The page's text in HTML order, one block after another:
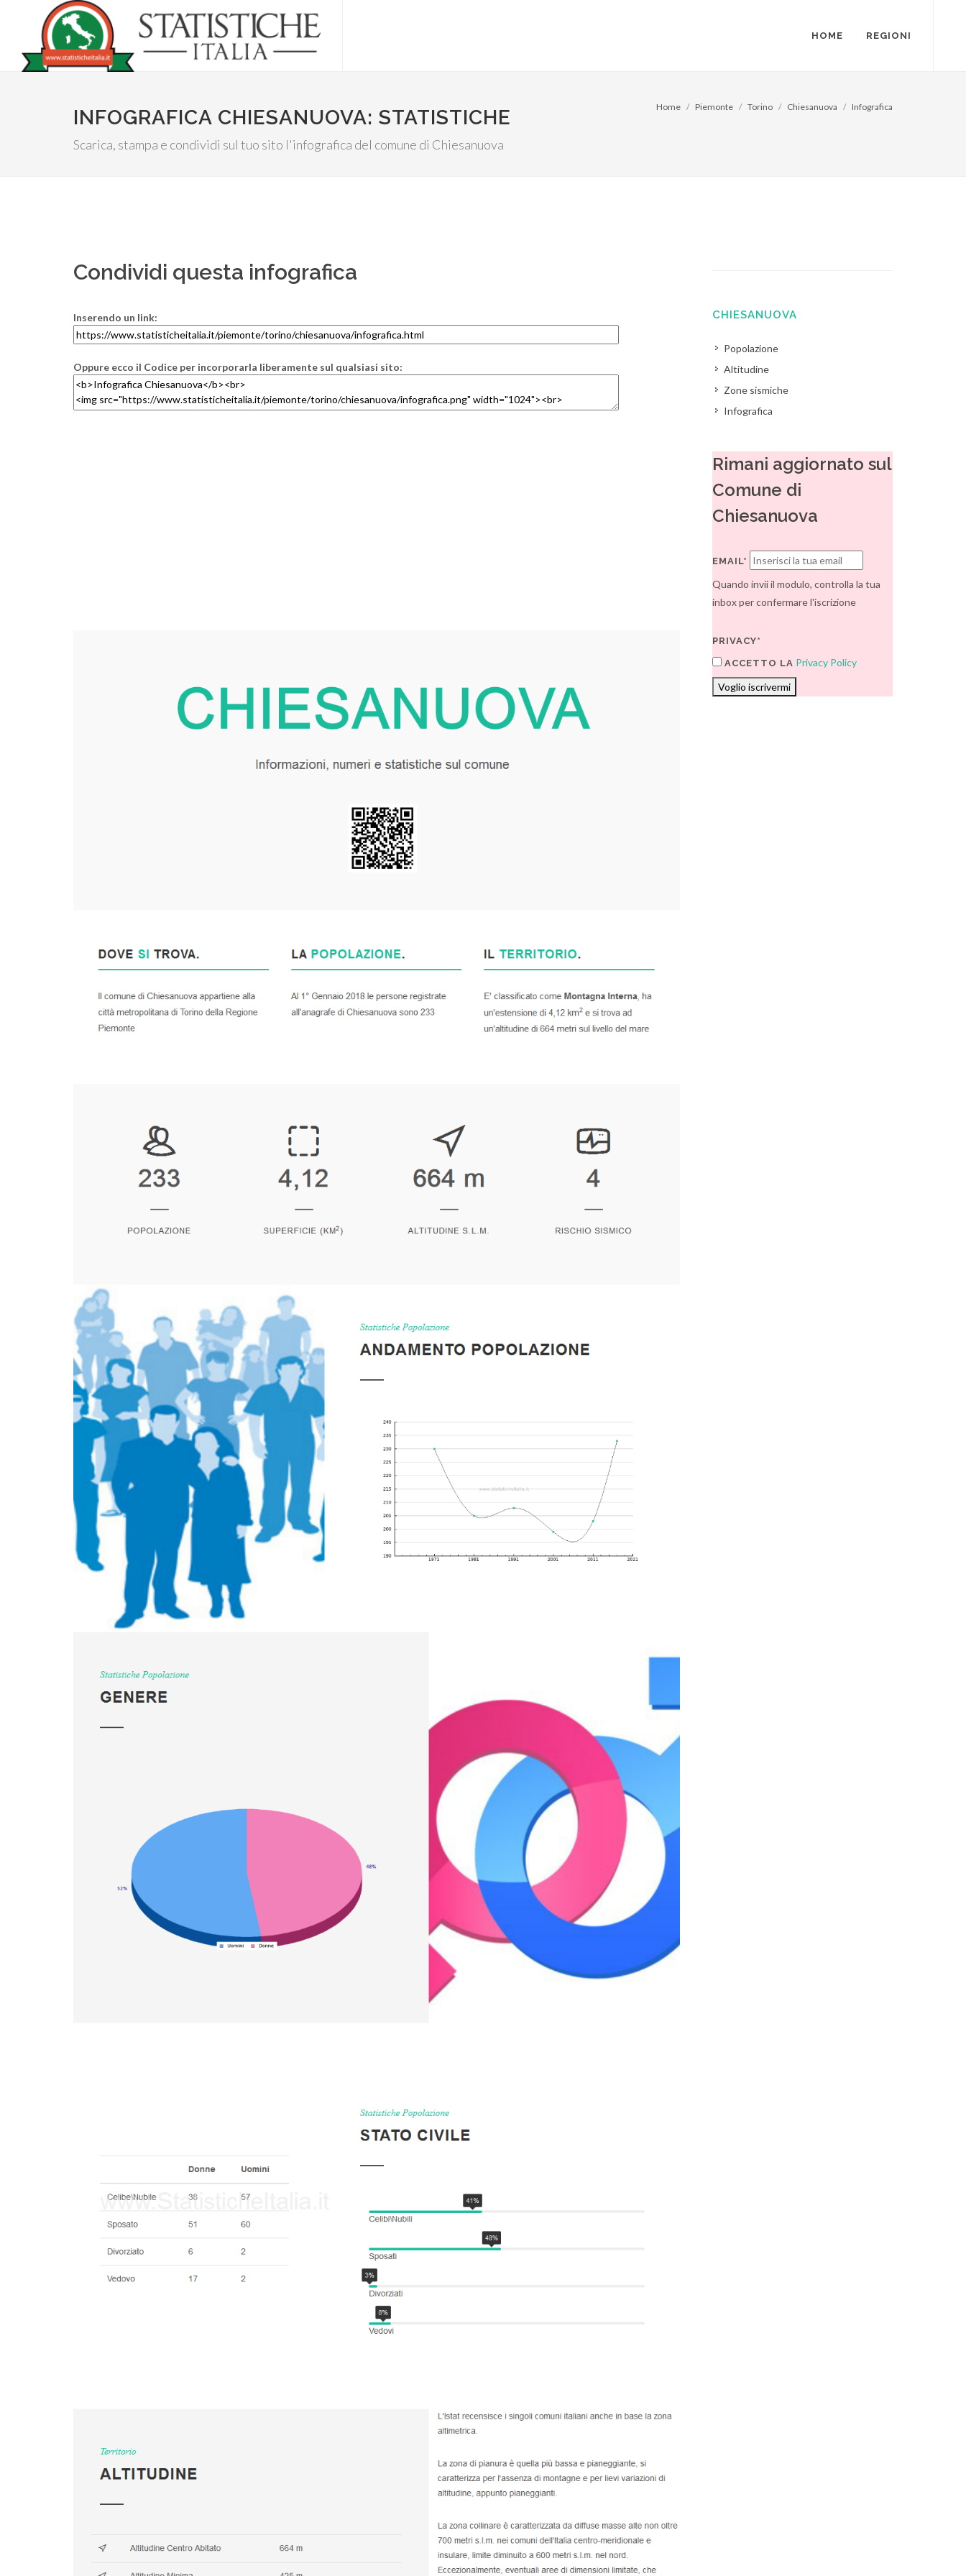
HOME REGIONI
INFOGRAFICA CHIESANUOVA: STATISTICHE
Scarica, stampa e condividi sul tuo sito l'infografica del comune di Chiesanuova
Home Piemonte Torino Chiesanuova Infografica
Condividi questa infografica
Inserendo un link:
Oppure ecco il Codice per incorporarla liberamente sul qualsiasi sito:
CHIESANUOVA
Popolazione
Altitudine
Zone sismiche
Infografica
Rimani aggiornato sul
Comune di
Chiesanuova
EMAIL*
Quando invii il modulo, controlla la tua
inbox per confermare l'iscrizione
PRIVACY*
ACCETTO LA Privacy Policy
Voglio iscrivermi